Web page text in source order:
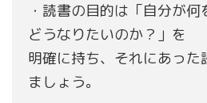
・読書の目的は「自分が
どうなりたいのか？」を
明確に持ち、それにあった
ましょう。